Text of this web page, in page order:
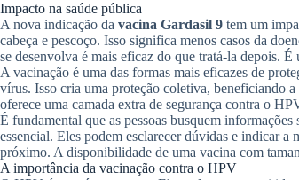
Impacto na saúde pública
A nova indicação da vacina Gardasil 9 tem um
cabeça e pescoço. Isso significa menos casos da
se desenvolva é mais eficaz do que tratá-la depois.
A vacinação é uma das formas mais eficazes de
vírus. Isso cria uma proteção coletiva, beneficiando
oferece uma camada extra de segurança contra o
É fundamental que as pessoas busquem
essencial. Eles podem esclarecer dúvidas e indicar
próximo. A disponibilidade de uma vacina com
A importância da vacinação contra o HPV